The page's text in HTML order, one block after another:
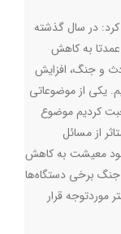
کرد: در سال گذشته
به کاهش
و جنگ، افزایش
یکی از موضوعاتی
کردیم موضوع
از مسائل
معیشت به کاهش
جنگ برخی دستگاه‌ها
موردتوجه قرار